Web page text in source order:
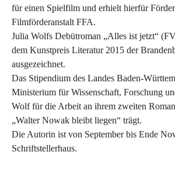
für einen Spielfilm und erhielt hierfür
Filmförderanstalt FFA.
Julia Wolfs Debütroman „Alles ist jetzt“
dem Kunstpreis Literatur 2015 der
ausgezeichnet.
Das Stipendium des Landes Baden-
Ministerium für Wissenschaft, Forschung
Wolf für die Arbeit an ihrem zweiten
„Walter Nowak bleibt liegen“ trägt.
Die Autorin ist von September bis Ende
Schriftstellerhaus.